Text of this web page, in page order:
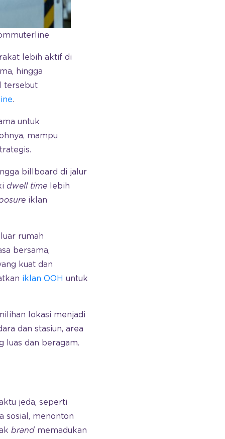
lebih aktif di
hingga
tersebut
.
untuk
mampu
billboard di jalur
dwell time lebih
iklan
rumah
bersama,
kuat dan
iklan OOH untuk
lokasi menjadi
dan stasiun, area
luas dan beragam.
jeda, seperti
sosial, menonton
brand memadukan